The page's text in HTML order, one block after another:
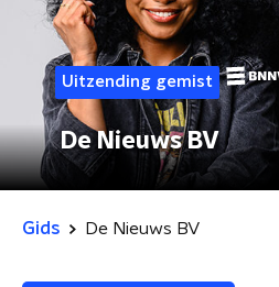
Uitzending gemist
De Nieuws BV
Gids De Nieuws BV